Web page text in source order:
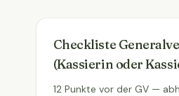
Checkliste
(Kassierin oder
12 Punkte vor der GV —